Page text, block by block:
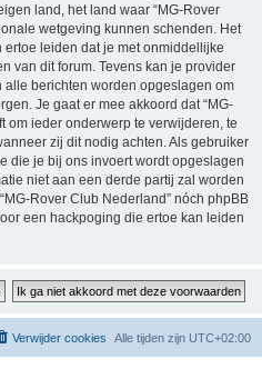
land, het land waar “MG-Rover
wetgeving kunnen schenden. Het
leiden dat je met onmiddellijke
van dit forum. Tevens kan je provider
berichten worden opgeslagen om
Je gaat er mee akkoord dat “MG-
om ieder onderwerp te verwijderen, te
zij dit nodig achten. Als gebruiker
die je bij ons invoert wordt opgeslagen
niet aan een derde partij zal worden
Rover Club Nederland” nóch phpBB
een hackpoging die ertoe kan leiden
Alle tijden zijn UTC+02:00
Verwijder cookies